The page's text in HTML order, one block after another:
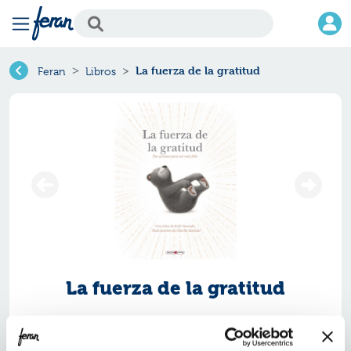
Feran Libros La fuerza de la gratitud
La fuerza de la gratitud
ISBN: